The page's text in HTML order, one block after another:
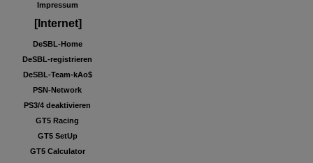
Impressum
[Internet]
DeSBL-Home
DeSBL-registrieren
DeSBL-Team-kAo$
PSN-Network
PS3/4 deaktivieren
GT5 Racing
GT5 SetUp
GT5 Calculator